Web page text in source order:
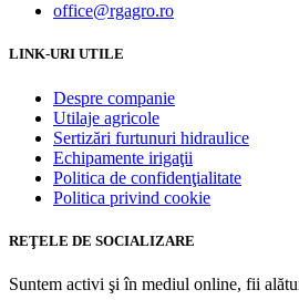
office@rgagro.ro
LINK-URI UTILE
Despre companie
Utilaje agricole
Sertizări furtunuri hidraulice
Echipamente irigaţii
Politica de confidenţialitate
Politica privind cookie
REŢELE DE SOCIALIZARE
Suntem activi şi în mediul online, fii